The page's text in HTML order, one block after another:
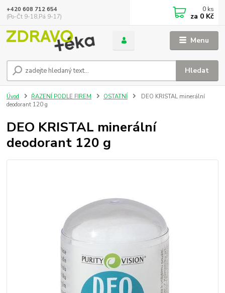
Menu
Hledat
+420 608 712 654
(Po-Čt 9-18,Pá 9-17)
0 ks
za 0 Kč
Úvod ŘAZENÍ PODLE FIREM OSTATNÍ
DEO KRISTAL minerální
deodorant 120 g
DEO KRISTAL minerální
deodorant 120 g